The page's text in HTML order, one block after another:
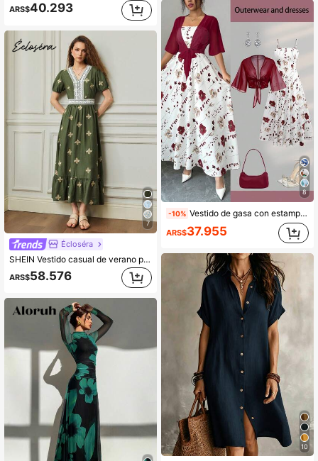
ARS$40.293
7
Écloséra
SHEIN Vestido casual de verano para mujer, diseño francés elegante vintage, patchwork de encaje, cuello en V, manga corta, cintura ceñida, largo, verde militar, exquisitamente bordado
ARS$58.576
8
-10% Vestido de gasa con estampado floral diminuto y chal, conjunto de 2 piezas para primavera y verano
ARS$37.955
10